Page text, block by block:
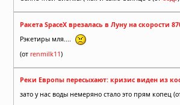
Ракета SpaceX врезалась в Луну на скорости
Рэкетиры мля....
(от renmilk11)
Реки Европы пересыхают: кризис виден из
зато у нас воды немеряно стало это прям копец